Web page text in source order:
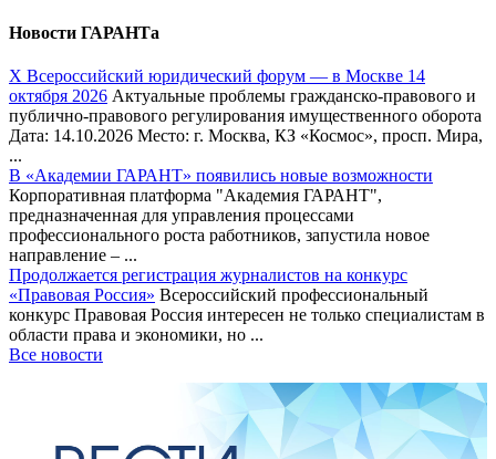
Новости ГАРАНТа
Х Всероссийский юридический форум — в Москве 14
октября 2026 Актуальные проблемы гражданско-правового и
публично-правового регулирования имущественного оборота
Дата: 14.10.2026 Место: г. Москва, КЗ «Космос», просп. Мира,
...
В «Академии ГАРАНТ» появились новые возможности
Корпоративная платформа "Академия ГАРАНТ",
предназначенная для управления процессами
профессионального роста работников, запустила новое
направление – ...
Продолжается регистрация журналистов на конкурс
«Правовая Россия» Всероссийский профессиональный
конкурс Правовая Россия интересен не только специалистам в
области права и экономики, но ...
Все новости